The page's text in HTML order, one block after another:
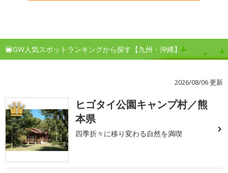
GW人気スポットランキングから探す【九州・沖縄】
2026/08/06 更新
1
ヒゴタイ公園キャンプ村／熊
本県
四季折々に移り変わる自然を満喫